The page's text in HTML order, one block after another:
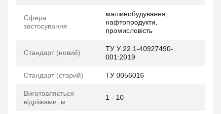
Сфера
застосування
машинобудування,
нафтопродукти,
промисловість
Стандарт (новий)
ТУ У 22.1-40927490-
001:2019
Стандарт (старий) ТУ 0056016
Виготовляється
відрізками, м
1 - 10